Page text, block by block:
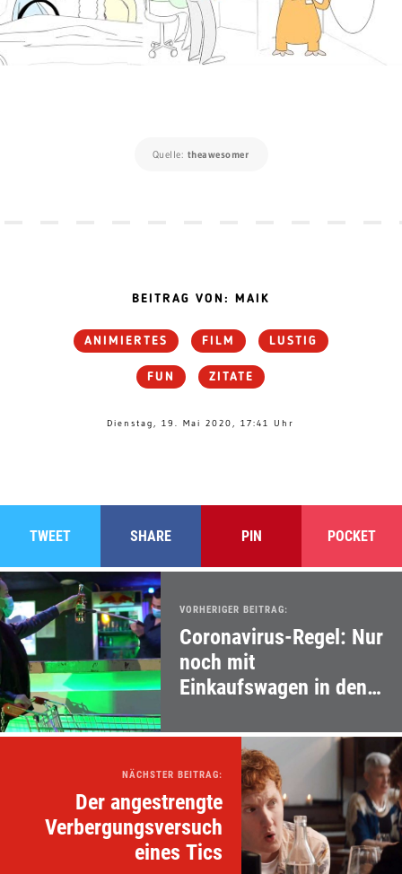
Quelle: theawesomer
BEITRAG VON: MAIK
ANIMIERTES FILM LUSTIG
FUN ZITATE
Dienstag, 19. Mai 2020, 17:41 Uhr
TWEET SHARE PIN POCKET
VORHERIGER BEITRAG:
Coronavirus-Regel: Nur
noch mit
Einkaufswagen in den
NÄCHSTER BEITRAG:
Der angestrengte
Verbergungsversuch
eines Tics